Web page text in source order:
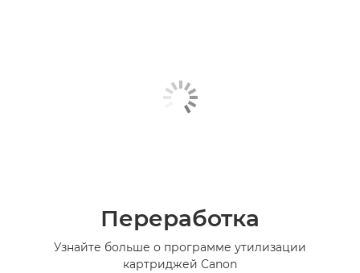
Переработка
Узнайте больше о программе утилизации
картриджей Canon